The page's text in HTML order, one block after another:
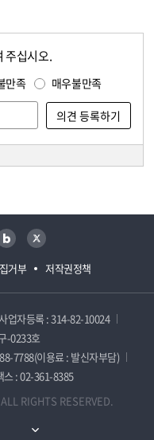
주십시오.
만족 매우불만족
거부 저작권정책
블로그 트위터
업자등록 : 314-82-10024
-0233호
7788(이용료 : 발신자부담)
스 : 02-361-8385
RIGHTS RESERVED.